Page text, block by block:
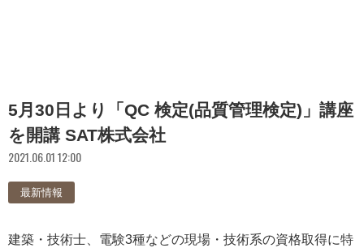
5月30日より「QC 検定(品質管理検定)」講座
を開講 SAT株式会社
2021.06.01 12:00
最新情報
建築・技術士、電験3種などの現場・技術系の資格取得に特